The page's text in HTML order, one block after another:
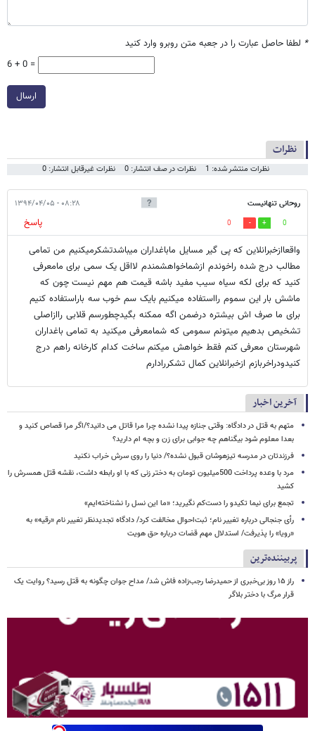
* لطفا حاصل عبارت را در جعبه متن روبرو وارد کنید
6 + 0 =
ارسال
نظرات
نظرات منتشر شده: 1 نظرات در صف انتشار: 0 نظرات غیرقابل انتشار: 0
روحانی تنهانیست ۰۸:۲۸ - ۱۳۹۴/۰۴/۰۵
0
0
پاسخ
واقعاازخبرانلاین که پی گیر مسایل ماباغداران میباشدتشکرمیکنیم من تمامی
مطالب درج شده راخوندم ازشماخواهشمندم لااقل یک سمی برای مامعرفی
کنید که برای لکه سیاه سیب مفید باشه قیمت هم مهم نیست چون که
ماشش بار این سموم رااستفاده میکنیم بایک سم خوب سه باراستفاده کنیم
برای ما صرف اش بیشتره درضمن اگه ممکنه بگیدچطورسم قلابی راازاصلی
تشخیص بدهیم میتونم سمومی که شمامعرفی میکنید به تمامی باغداران
شهرستان معرفی کنم فقط خواهش میکنم ساخت کدام کارخانه راهم درج
کنیدودراخربازم ازخبرانلاین کمال تشکررادارم
آخرین اخبار
متهم به قتل در دادگاه: وقتی جنازه پیدا نشده چرا مرا قاتل می دانید؟/اگر مرا قصاص کنید و
بعدا معلوم شود بیگناهم چه جوابی برای زن و بچه ام دارید؟
فرزندتان در مدرسه تیزهوشان قبول نشده؟/ دنیا را روی سرش خراب نکنید
مرد با وعده پرداخت 500میلیون تومان به دختر زنی که با او رابطه داشت، نقشه قتل همسرش را
کشید
تجمع برای نیما تکیدو را دست‌کم نگیرید؛ «ما این نسل را نشناخته‌ایم»
رأی جنجالی درباره تغییر نام؛ ثبت‌احوال مخالفت کرد/ دادگاه تجدیدنظر تغییر نام «رقیه» به
«رویا» را پذیرفت/ استدلال مهم قضات درباره حق هویت
پربیننده‌ترین
راز ۱۵ روز بی‌خبری از حمیدرضا رجب‌زاده فاش شد/ مداح جوان چگونه به قتل رسید؟ روایت یک
قرار مرگ با دختر بلاگر